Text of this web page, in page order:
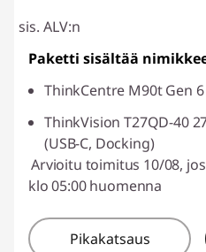
sis. ALV:n
Paketti sisältää
ThinkCentre M90t Gen 6
ThinkVision T27QD-40
(USB-C, Docking)
Arvioitu toimitus 10/08,
klo 05:00 huomenna
Pikakatsaus